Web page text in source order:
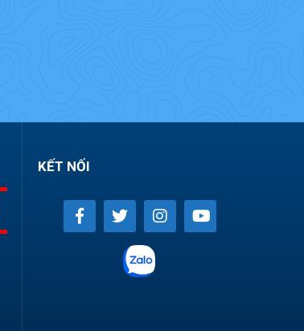
KẾT NỐI